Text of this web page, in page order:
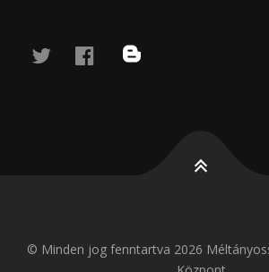
twitterfacebook
blog
© Minden jog fenntartva 2026